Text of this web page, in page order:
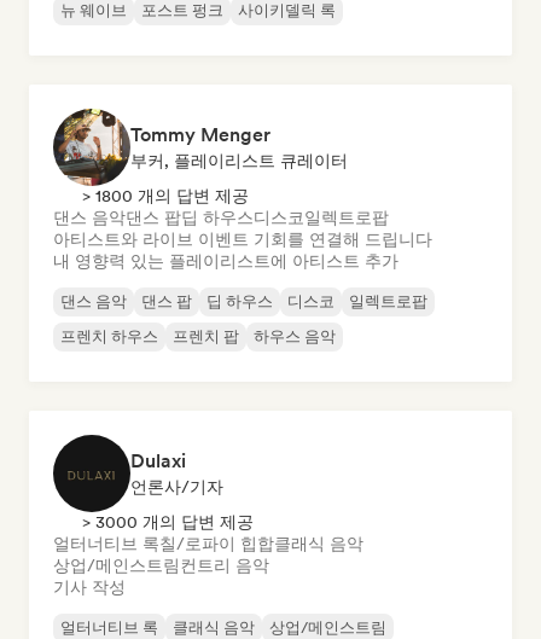
뉴 웨이브
포스트 펑크 사이키델릭 록
Tommy Menger
부커, 플레이리스트 큐레이터
> 1800 개의 답변 제공
댄스 음악댄스 팝딥 하우스디스코일렉트로팝
아티스트와 라이브 이벤트 기회를 연결해 드립니다
내 영향력 있는 플레이리스트에 아티스트 추가
댄스 음악 댄스 팝 딥 하우스 디스코
일렉트로팝
프렌치 하우스
프렌치 팝 하우스 음악
Dulaxi
언론사/기자
> 3000 개의 답변 제공
얼터너티브 록칠/로파이 힙합클래식 음악
상업/메인스트림컨트리 음악
기사 작성
얼터너티브 록 클래식 음악
상업/메인스트림